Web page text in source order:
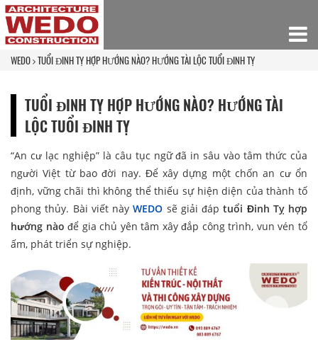
WEDO TUỔI ĐINH TỴ HỢP HƯỚNG NÀO? HƯỚNG TÀI LỘC TUỔI ĐINH TỴ
TUỔI ĐINH TỴ HỢP HƯỚNG NÀO? HƯỚNG TÀI
LỘC TUỔI ĐINH TỴ
“An cư lạc nghiệp” là câu tục ngữ đã in sâu vào tâm thức của
người Việt từ bao đời nay. Để xây dựng một chốn an cư ổn
định, vững chãi thì không thể thiếu sự hiện diện của thành tố
phong thủy. Bài viết nàyWEDO sẽ giải đáptuổi Đinh Tỵ hợp
hướng nào để gia chủ yên tâm xây đắp công trình, vun vén tổ
ấm, phát triển sự nghiệp.